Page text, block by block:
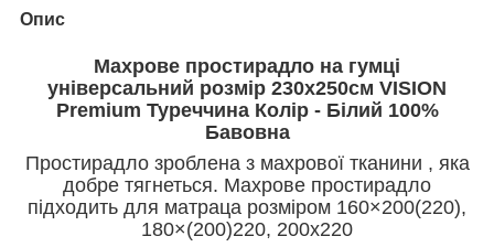
Опис
Махрове простирадло на гумці
універсальний розмір 230х250см VISION
Premium Туреччина Колір - Білий 100%
Бавовна
Простирадло зроблена з махрової тканини , яка
добре тягнеться. Махрове простирадло
підходить для матраца розміром 160×200(220),
180×(200)220, 200х220